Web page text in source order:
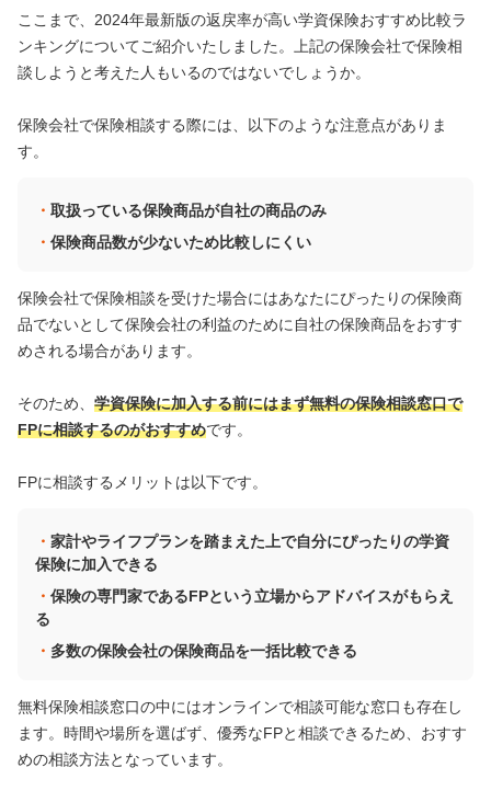
ここまで、2024年最新版の返戻率が高い学資保険おすすめ比較ラ
ンキングについてご紹介いたしました。上記の保険会社で保険相
談しようと考えた人もいるのではないでしょうか。
保険会社で保険相談する際には、以下のような注意点がありま
す。
取扱っている保険商品が自社の商品のみ
保険商品数が少ないため比較しにくい
保険会社で保険相談を受けた場合にはあなたにぴったりの保険商
品でないとして保険会社の利益のために自社の保険商品をおすす
めされる場合があります。
そのため、 学資保険に加入する前にはまず無料の保険相談窓口で
FPに相談するのがおすすめです。
FPに相談するメリットは以下です。
家計やライフプランを踏まえた上で自分にぴったりの学資
保険に加入できる
保険の専門家であるFPという立場からアドバイスがもらえ
る
多数の保険会社の保険商品を一括比較できる
無料保険相談窓口の中にはオンラインで相談可能な窓口も存在し
ます。時間や場所を選ばず、優秀なFPと相談できるため、おすす
めの相談方法となっています。